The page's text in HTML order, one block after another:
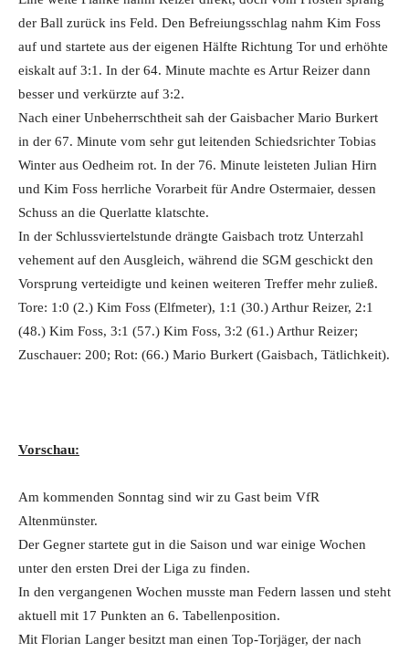
der Ball zurück ins Feld. Den Befreiungsschlag nahm Kim Foss
auf und startete aus der eigenen Hälfte Richtung Tor und erhöhte
eiskalt auf 3:1. In der 64. Minute machte es Artur Reizer dann
besser und verkürzte auf 3:2.
Nach einer Unbeherrschtheit sah der Gaisbacher Mario Burkert
in der 67. Minute vom sehr gut leitenden Schiedsrichter Tobias
Winter aus Oedheim rot. In der 76. Minute leisteten Julian Hirn
und Kim Foss herrliche Vorarbeit für Andre Ostermaier, dessen
Schuss an die Querlatte klatschte.
In der Schlussviertelstunde drängte Gaisbach trotz Unterzahl
vehement auf den Ausgleich, während die SGM geschickt den
Vorsprung verteidigte und keinen weiteren Treffer mehr zuließ.
Tore: 1:0 (2.) Kim Foss (Elfmeter), 1:1 (30.) Arthur Reizer, 2:1
(48.) Kim Foss, 3:1 (57.) Kim Foss, 3:2 (61.) Arthur Reizer;
Zuschauer: 200; Rot: (66.) Mario Burkert (Gaisbach, Tätlichkeit).
Vorschau:
Am kommenden Sonntag sind wir zu Gast beim VfR
Altenmünster.
Der Gegner startete gut in die Saison und war einige Wochen
unter den ersten Drei der Liga zu finden.
In den vergangenen Wochen musste man Federn lassen und steht
aktuell mit 17 Punkten an 6. Tabellenposition.
Mit Florian Langer besitzt man einen Top-Torjäger, der nach